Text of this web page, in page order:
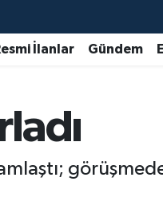
İlanlar Gündem